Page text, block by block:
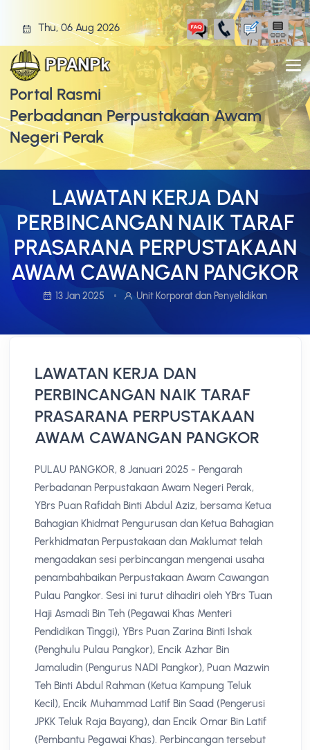
Thu, 06 Aug 2026
Portal Rasmi
Perbadanan Perpustakaan Awam
Negeri Perak
LAWATAN KERJA DAN
PERBINCANGAN NAIK TARAF
PRASARANA PERPUSTAKAAN
AWAM CAWANGAN PANGKOR
13 Jan 2025 Unit Korporat dan Penyelidikan
LAWATAN KERJA DAN
PERBINCANGAN NAIK TARAF
PRASARANA PERPUSTAKAAN
AWAM CAWANGAN PANGKOR
PULAU PANGKOR, 8 Januari 2025 - Pengarah
Perbadanan Perpustakaan Awam Negeri Perak,
YBrs Puan Rafidah Binti Abdul Aziz, bersama Ketua
Bahagian Khidmat Pengurusan dan Ketua Bahagian
Perkhidmatan Perpustakaan dan Maklumat telah
mengadakan sesi perbincangan mengenai usaha
penambahbaikan Perpustakaan Awam Cawangan
Pulau Pangkor. Sesi ini turut dihadiri oleh YBrs Tuan
Haji Asmadi Bin Teh (Pegawai Khas Menteri
Pendidikan Tinggi), YBrs Puan Zarina Binti Ishak
(Penghulu Pulau Pangkor), Encik Azhar Bin
Jamaludin (Pengurus NADI Pangkor), Puan Mazwin
Teh Binti Abdul Rahman (Ketua Kampung Teluk
Kecil), Encik Muhammad Latif Bin Saad (Pengerusi
JPKK Teluk Raja Bayang), dan Encik Omar Bin Latif
(Pembantu Pegawai Khas). Perbincangan tersebut